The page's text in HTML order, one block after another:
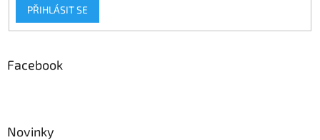
PŘIHLÁSIT SE
Facebook
Novinky